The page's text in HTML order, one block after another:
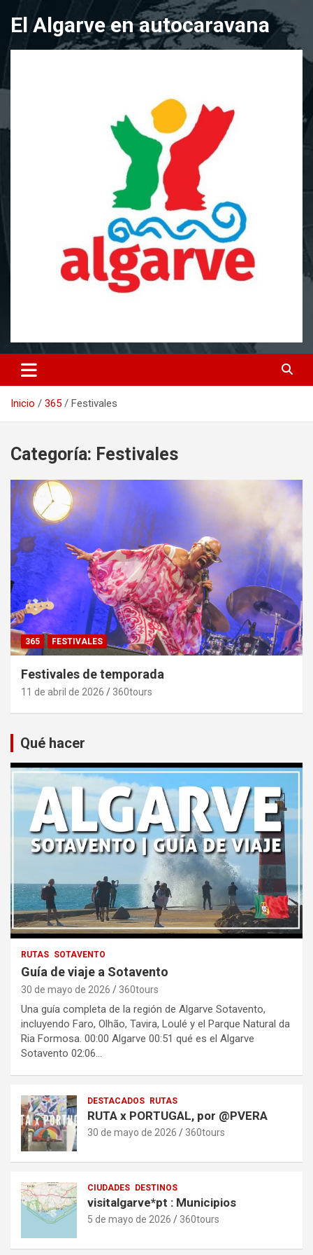
contenido
El Algarve en autocaravana
Inicio 365 Festivales
Categoría: Festivales
365 FESTIVALES
Festivales de temporada
11 de abril de 2026 360tours
Qué hacer
RUTAS SOTAVENTO
Guía de viaje a Sotavento
30 de mayo de 2026 360tours
Una guía completa de la región de Algarve Sotavento,
incluyendo Faro, Olhão, Tavira, Loulé y el Parque Natural da
Ria Formosa. 00:00 Algarve 00:51 qué es el Algarve
Sotavento 02:06…
DESTACADOS RUTAS
RUTA x PORTUGAL, por @PVERA
30 de mayo de 2026 360tours
CIUDADES DESTINOS
visitalgarve*pt : Municipios
5 de mayo de 2026 360tours